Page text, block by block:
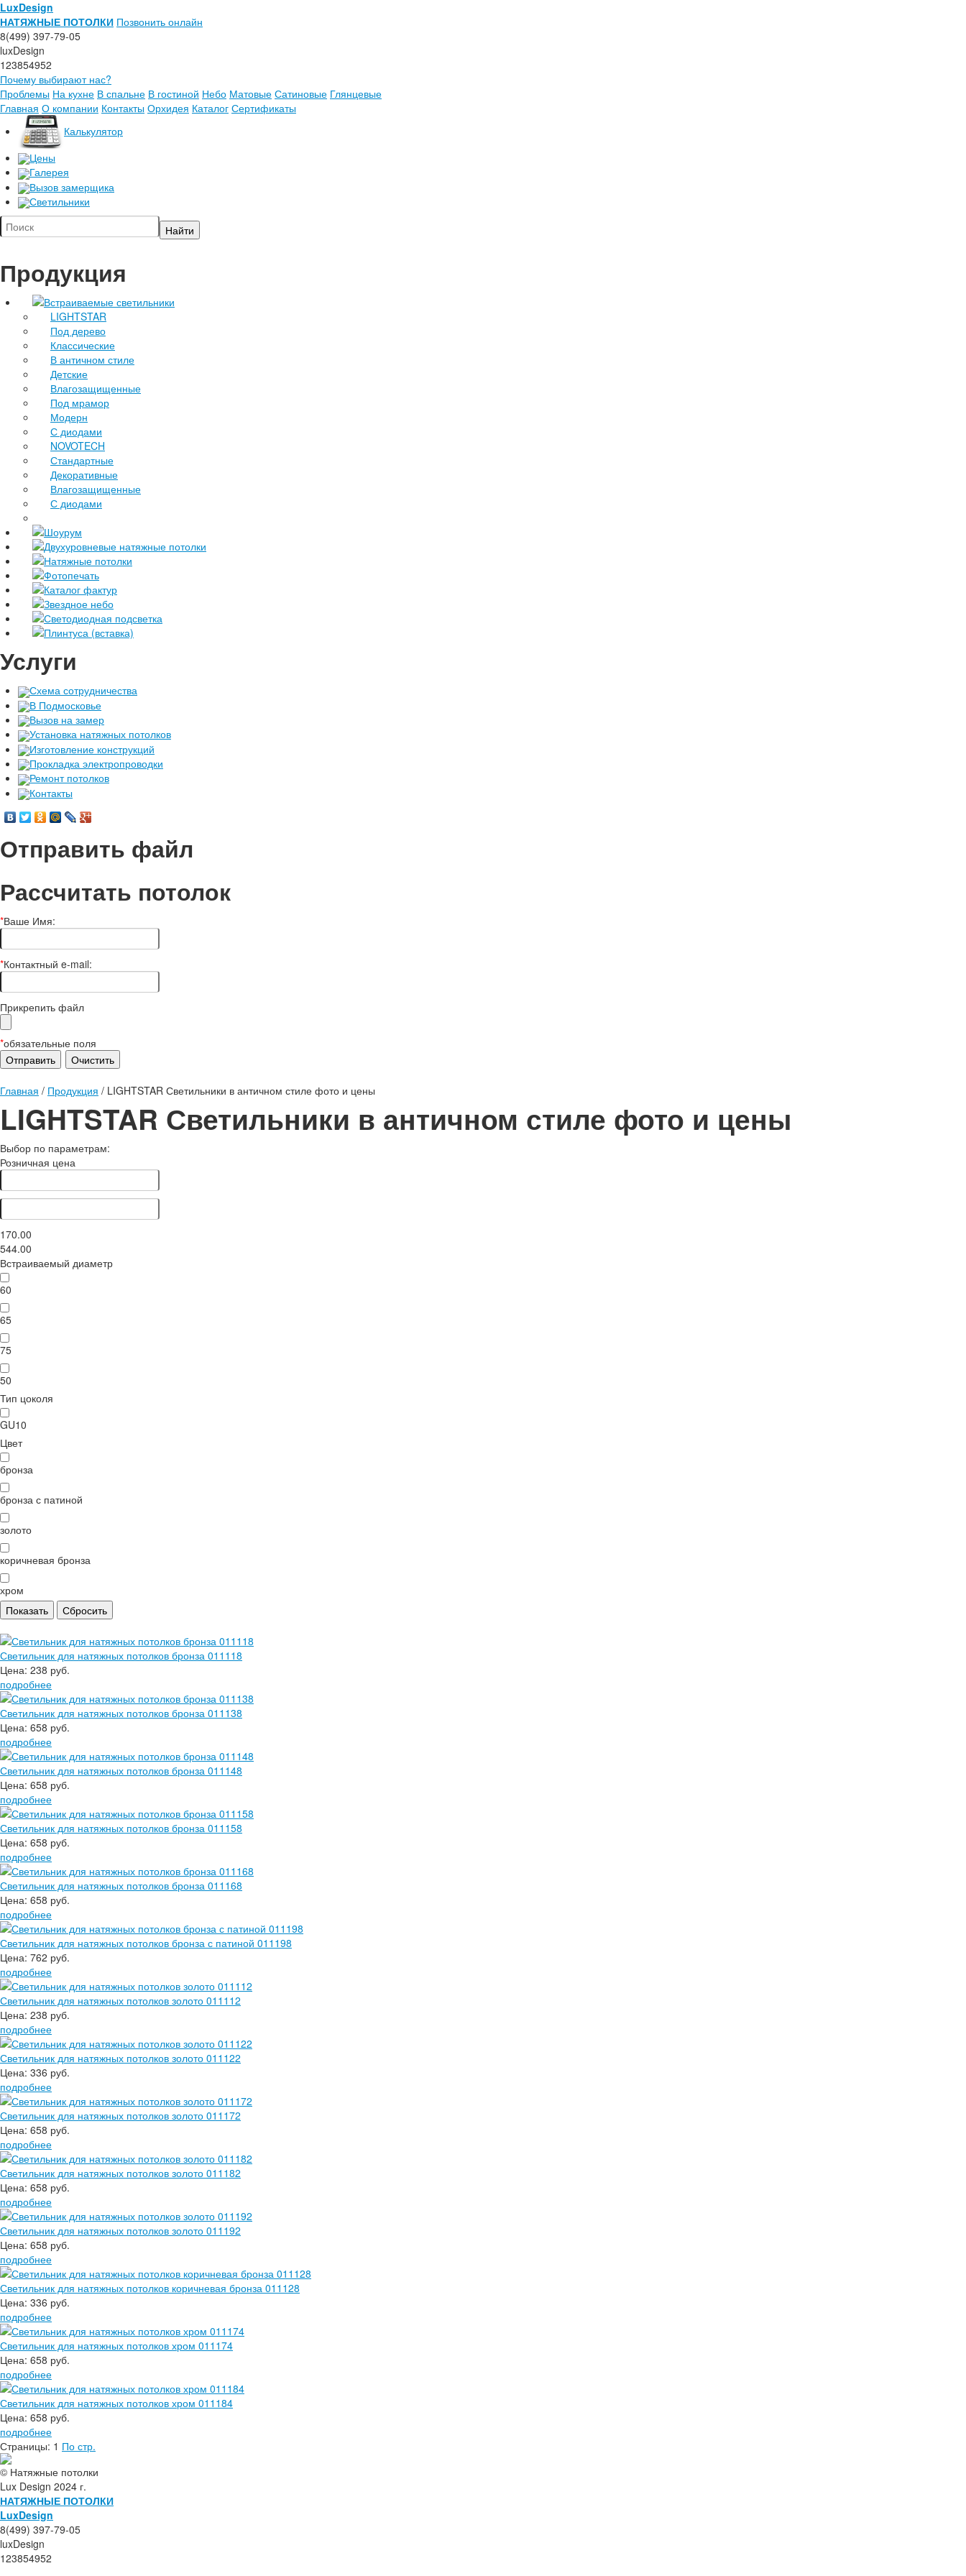
LuxDesign
НАТЯЖНЫЕ ПОТОЛКИ Позвонить онлайн
8(499) 397-79-05
luxDesign
123854952
Почему выбирают нас?
Проблемы На кухне В спальне В гостиной Небо Матовые Сатиновые Глянцевые
Главная О компании Контакты Орхидея Каталог Сертификаты
Калькулятор
Цены
Галерея
Вызов замерщика
Светильники
Продукция
Встраиваемые светильники
LIGHTSTAR
Под дерево
Классические
В античном стиле
Детские
Влагозащищенные
Под мрамор
Модерн
С диодами
NOVOTECH
Стандартные
Декоративные
Влагозащищенные
С диодами
Шоурум
Двухуровневые натяжные потолки
Натяжные потолки
Фотопечать
Каталог фактур
Звездное небо
Светодиодная подсветка
Плинтуса (вставка)
Услуги
Схема сотрудничества
В Подмосковье
Вызов на замер
Установка натяжных потолков
Изготовление конструкций
Прокладка электропроводки
Ремонт потолков
Контакты
Отправить файл
Рассчитать потолок
*Ваше Имя:
*Контактный e-mail:
Прикрепить файл
*обязательные поля
Главная / Продукция / LIGHTSTAR Светильники в античном стиле фото и цены
LIGHTSTAR Светильники в античном стиле фото и цены
Выбор по параметрам:
Розничная цена
170.00
544.00
Встраиваемый диаметр
60
65
75
50
Тип цоколя
GU10
Цвет
бронза
бронза с патиной
золото
коричневая бронза
хром
Светильник для натяжных потолков бронза 011118
Цена: 238 руб.
подробнее
Светильник для натяжных потолков бронза 011138
Цена: 658 руб.
подробнее
Светильник для натяжных потолков бронза 011148
Цена: 658 руб.
подробнее
Светильник для натяжных потолков бронза 011158
Цена: 658 руб.
подробнее
Светильник для натяжных потолков бронза 011168
Цена: 658 руб.
подробнее
Светильник для натяжных потолков бронза с патиной 011198
Цена: 762 руб.
подробнее
Светильник для натяжных потолков золото 011112
Цена: 238 руб.
подробнее
Светильник для натяжных потолков золото 011122
Цена: 336 руб.
подробнее
Светильник для натяжных потолков золото 011172
Цена: 658 руб.
подробнее
Светильник для натяжных потолков золото 011182
Цена: 658 руб.
подробнее
Светильник для натяжных потолков золото 011192
Цена: 658 руб.
подробнее
Светильник для натяжных потолков коричневая бронза 011128
Цена: 336 руб.
подробнее
Светильник для натяжных потолков хром 011174
Цена: 658 руб.
подробнее
Светильник для натяжных потолков хром 011184
Цена: 658 руб.
подробнее
Страницы: 1 По стр.
© Натяжные потолки
Lux Design 2024 г.
НАТЯЖНЫЕ ПОТОЛКИ
LuxDesign
8(499) 397-79-05
luxDesign
123854952